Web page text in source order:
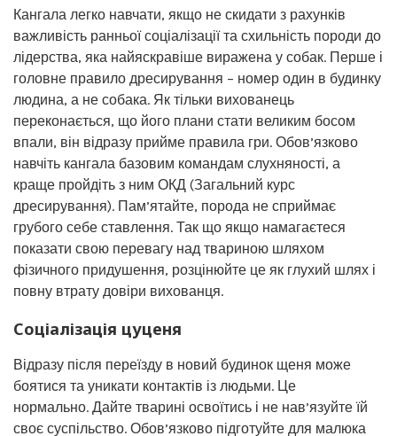
Кангала легко навчати, якщо не скидати з рахунків
важливість ранньої соціалізації та схильність породи до
лідерства, яка найяскравіше виражена у собак. Перше і
головне правило дресирування – номер один в будинку
людина, а не собака. Як тільки вихованець
переконається, що його плани стати великим босом
впали, він відразу прийме правила гри. Обов’язково
навчіть кангала базовим командам слухняності, а
краще пройдіть з ним ОКД (Загальний курс
дресирування). Пам’ятайте, порода не сприймає
грубого себе ставлення. Так що якщо намагаєтеся
показати свою перевагу над твариною шляхом
фізичного придушення, розцінюйте це як глухий шлях і
повну втрату довіри вихованця.
Соціалізація цуценя
Відразу після переїзду в новий будинок щеня може
боятися та уникати контактів із людьми. Це
нормально. Дайте тварині освоїтись і не нав’язуйте їй
своє суспільство. Обов’язково підготуйте для малюка